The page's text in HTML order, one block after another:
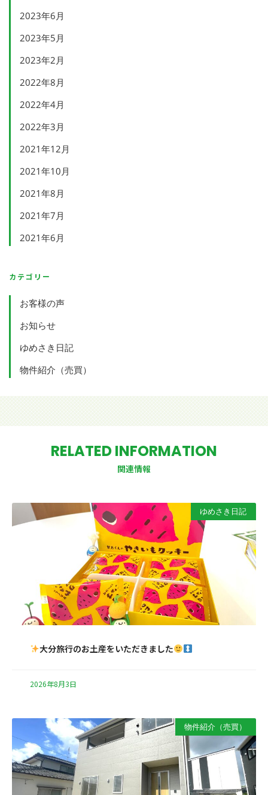
2023年6月
2023年5月
2023年2月
2022年8月
2022年4月
2022年3月
2021年12月
2021年10月
2021年8月
2021年7月
2021年6月
カテゴリー
お客様の声
お知らせ
ゆめさき日記
物件紹介（売買）
RELATED INFORMATION
関連情報
ゆめさき日記
大分旅行のお土産をいただきました
2026年8月3日
物件紹介（売買）